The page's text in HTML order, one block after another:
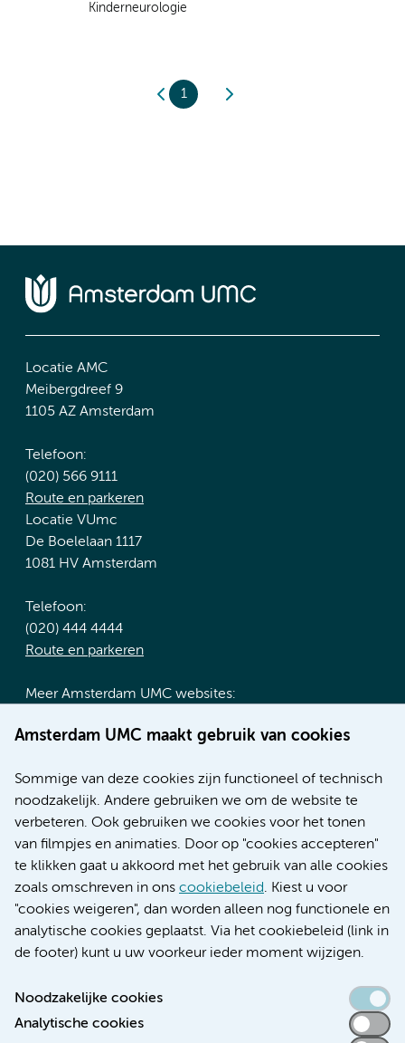
Amsterdam UMC maakt gebruik van cookies
Sommige van deze cookies zijn functioneel of technisch
noodzakelijk. Andere gebruiken we om de website te
verbeteren. Ook gebruiken we cookies voor het tonen
van filmpjes en animaties. Door op "cookies accepteren"
te klikken gaat u akkoord met het gebruik van alle cookies
zoals omschreven in ons cookiebeleid. Kiest u voor
"cookies weigeren", dan worden alleen nog functionele en
analytische cookies geplaatst. Via het cookiebeleid (link in
de footer) kunt u uw voorkeur ieder moment wijzigen.
Noodzakelijke cookies
Analytische cookies
Kinderneurologie
1
Locatie AMC
Meibergdreef 9
1105 AZ Amsterdam
Telefoon:
(020) 566 9111
Route en parkeren
Locatie VUmc
De Boelelaan 1117
1081 HV Amsterdam
Telefoon:
(020) 444 4444
Route en parkeren
Meer Amsterdam UMC websites:
Werken bij Amsterdam UMC
Nieuws
Research
Educatie locatie AMC
Educatie locatie VUmc
Verwijzen & diagnostiek
Toegankelijkheidsverklaring